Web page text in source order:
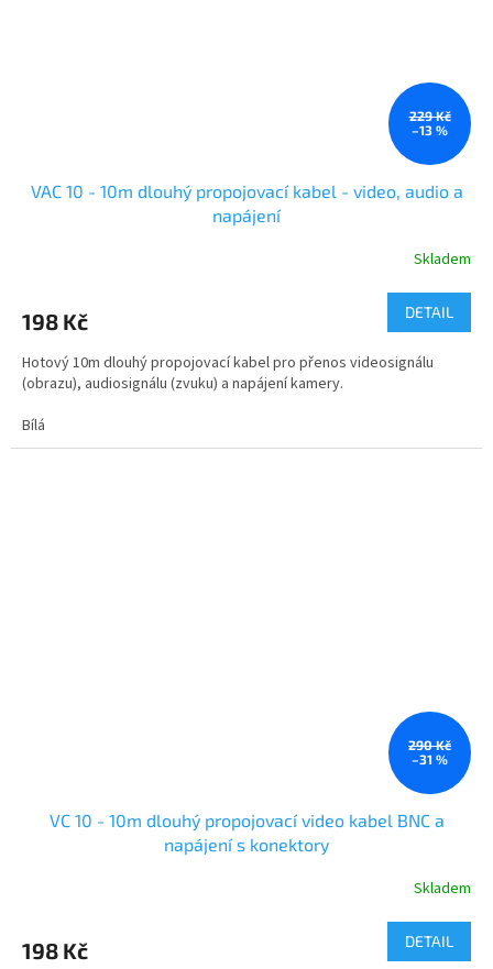
229 Kč
–13 %
VAC 10 - 10m dlouhý propojovací kabel - video, audio a
napájení
Skladem
198 Kč DETAIL
Hotový 10m dlouhý propojovací kabel pro přenos videosignálu
(obrazu), audiosignálu (zvuku) a napájení kamery.
Bílá
290 Kč
–31 %
VC 10 - 10m dlouhý propojovací video kabel BNC a
napájení s konektory
Skladem
198 Kč DETAIL